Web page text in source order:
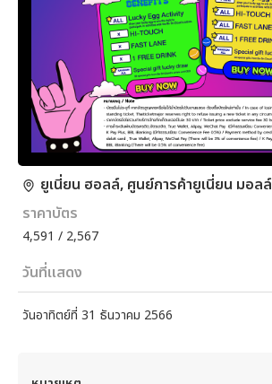
ยูเนี่ยน ฮอลล์, ศูนย์การค้ายูเนี่ยน มอลล์
ราคาบัตร
4,591 / 2,567
วันที่แสดง
วันอาทิตย์ที่ 31 ธันวาคม 2566